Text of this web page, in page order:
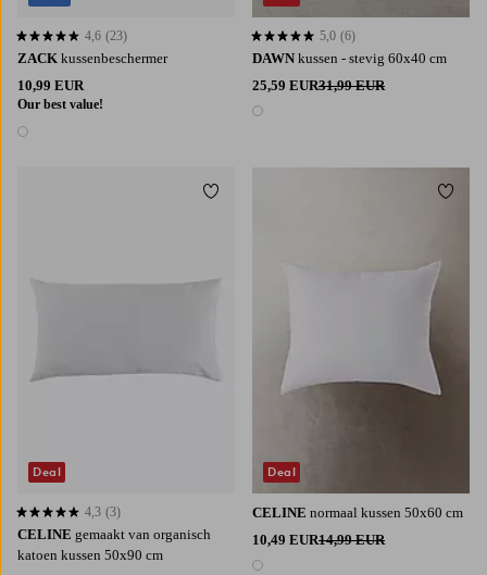
ZACK kussenbeschermer
10,99 EUR
Our best value!
1 kleur
4,6 op basis van 23 beoordelingen
4,6 (23)
DAWN kussen - stevig 60x40 cm
25,59 EUR31,99 EUR
1 kleur
5,0 op basis van 6 beoordelingen
5,0 (6)
CELINE gemaakt van organisch
katoen kussen 50x90 cm
4,3 op basis van 3 beoordelingen
4,3 (3)
Deal
Toevoegen aan favorieten
CELINE normaal kussen 50x60 cm
10,49 EUR14,99 EUR
Deal